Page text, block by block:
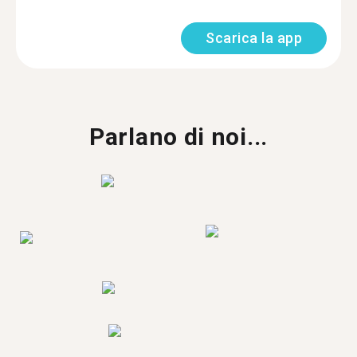
Scarica la app
Parlano di noi...